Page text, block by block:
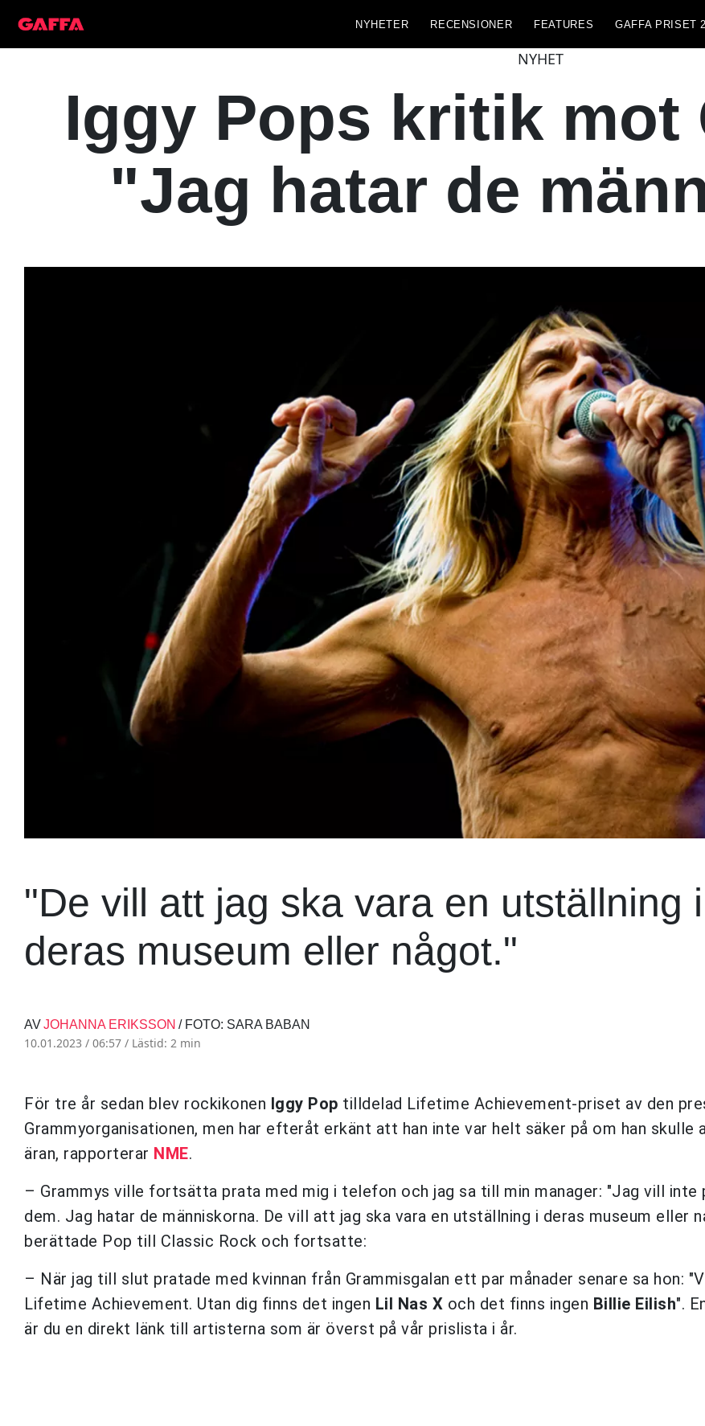
NYHETER RECENSIONER FEATURES GAFFA PRISET
NYHET
Iggy Pops kritik mot
"Jag hatar de
"De vill att jag ska vara en utställning i
deras museum eller något."
AVJOHANNA ERIKSSON / FOTO: SARA BABAN
10.01.2023 / 06:57 / Lästid: 2 min
För tre år sedan blev rockikonen Iggy Pop tilldelad Lifetime Achievement-priset av den
Grammyorganisationen, men har efteråt erkänt att han inte var helt säker på om han skulle
äran, rapporterar NME.
– Grammys ville fortsätta prata med mig i telefon och jag sa till min manager: "Jag vill inte
dem. Jag hatar de människorna. De vill att jag ska vara en utställning i deras museum eller
berättade Pop till Classic Rock och fortsatte:
– När jag till slut pratade med kvinnan från Grammisgalan ett par månader senare sa hon:
Lifetime Achievement. Utan dig finns det ingen Lil Nas X och det finns ingen Billie Eilish".
är du en direkt länk till artisterna som är överst på vår prislista i år.